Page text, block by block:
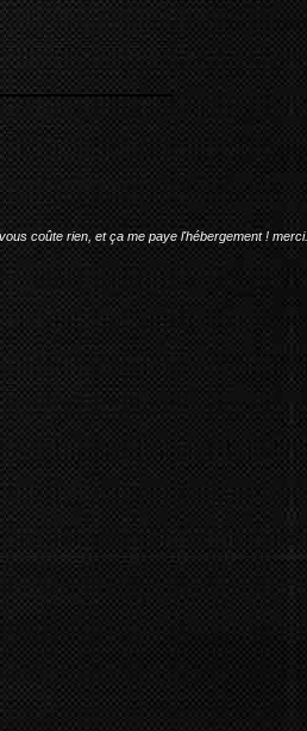
coûte rien, et ça me paye l'hébergement ! merci.